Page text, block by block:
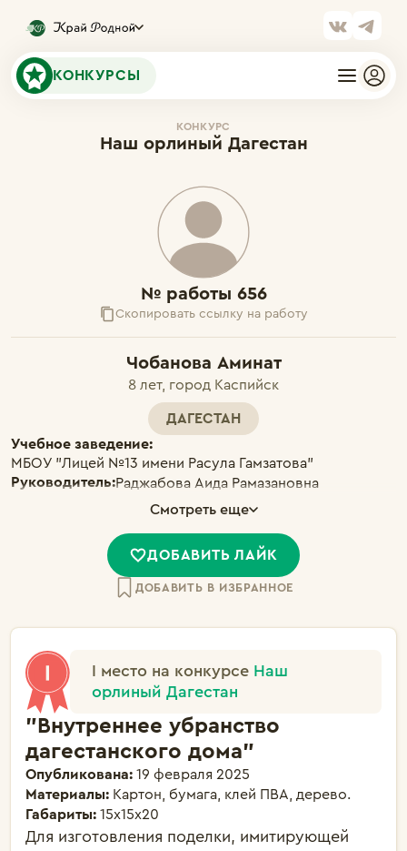
КОНКУРСЫ
КОНКУРС
Наш орлиный Дагестан
№ работы 656
Скопировать ссылку на работу
Чобанова Аминат
8 лет, город Каспийск
ДАГЕСТАН
Учебное заведение:
МБОУ "Лицей №13 имени Расула Гамзатова"
Руководитель:Раджабова Аида Рамазановна
Смотреть еще
ДОБАВИТЬ ЛАЙК
ДОБАВИТЬ В ИЗБРАННОЕ
I место на конкурсе Наш
орлиный Дагестан
"Внутреннее убранство
дагестанского дома"
Опубликована: 19 февраля 2025
Материалы: Картон, бумага, клей ПВА, дерево.
Габариты: 15х15х20
Для изготовления поделки, имитирующей